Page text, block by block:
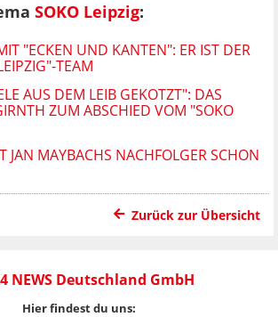
SOKO Leipzig:
"ECKEN UND KANTEN": ER IST DER
TEAM
AUS DEM LEIB GEKOTZT": DAS
ZUM ABSCHIED VOM "SOKO
JAN MAYBACHS NACHFOLGER SCHON
Zurück zur Übersicht
NEWS Deutschland GmbH
Hier findest du uns: